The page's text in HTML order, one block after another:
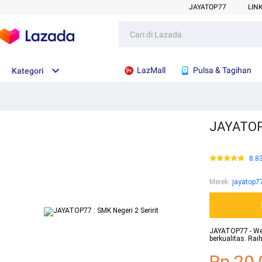
JAYATOP77
Kategori LazMall Pulsa & Tagihan
Merek:
JAYATOP77 -
berkualitas.